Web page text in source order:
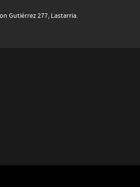
Gutiérrez 277, Lastarria.